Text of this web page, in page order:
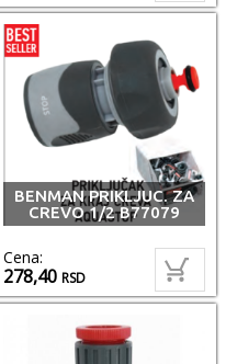
BENMAN PRIKLJUC. ZA
CREVO 1/2 B77079
Cena:
278,40RSD